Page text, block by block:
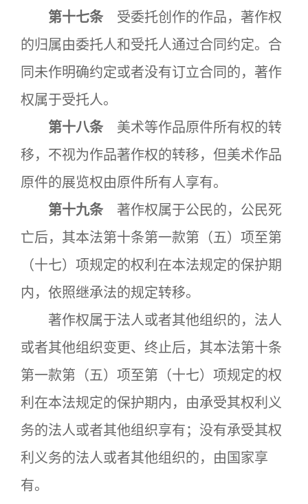
第十七条 受委托创作的作品，著作权
的归属由委托人和受托人通过合同约定。合
同未作明确约定或者没有订立合同的，著作
权属于受托人。
第十八条 美术等作品原件所有权的转
移，不视为作品著作权的转移，但美术作品
原件的展览权由原件所有人享有。
第十九条 著作权属于公民的，公民死
亡后，其本法第十条第一款第（五）项至第
（十七）项规定的权利在本法规定的保护期
内，依照继承法的规定转移。
著作权属于法人或者其他组织的，法人
或者其他组织变更、终止后，其本法第十条
第一款第（五）项至第（十七）项规定的权
利在本法规定的保护期内，由承受其权利义
务的法人或者其他组织享有；没有承受其权
利义务的法人或者其他组织的，由国家享
有。